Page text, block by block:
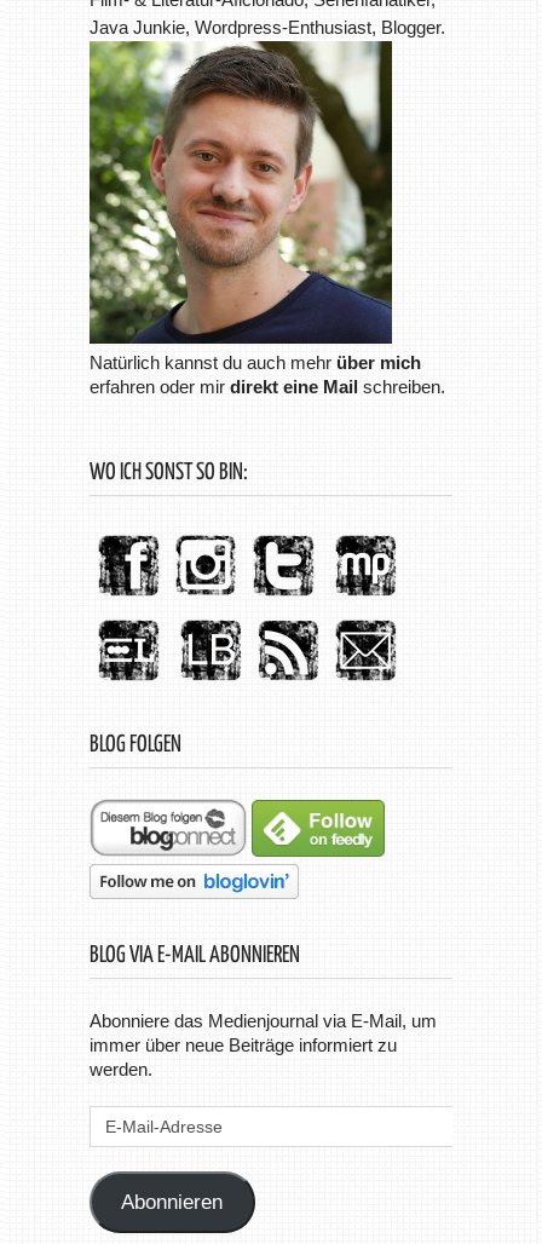
Java Junkie, Wordpress-Enthusiast, Blogger.
Natürlich kannst du auch mehr über mich
erfahren oder mir direkt eine Mailschreiben.
WO ICH SONST SO BIN:
BLOG FOLGEN
BLOG VIA E-MAIL ABONNIEREN
Abonniere das Medienjournal via E-Mail, um
immer über neue Beiträge informiert zu
werden.
Abonnieren